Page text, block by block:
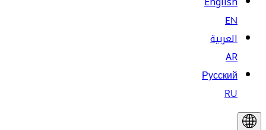
EN
العربية
AR
Русский
RU